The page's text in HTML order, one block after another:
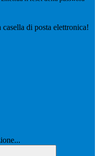
di posta elettronica!